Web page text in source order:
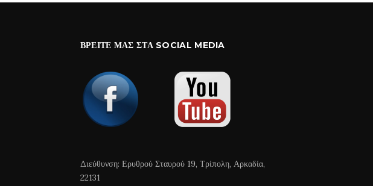
ΒΡΕΊΤΕ ΜΑΣ ΣΤΑ SOCIAL MEDIA
Διεύθυνση: Ερυθρού Σταυρού 19, Τρίπολη, Αρκαδία,
22131